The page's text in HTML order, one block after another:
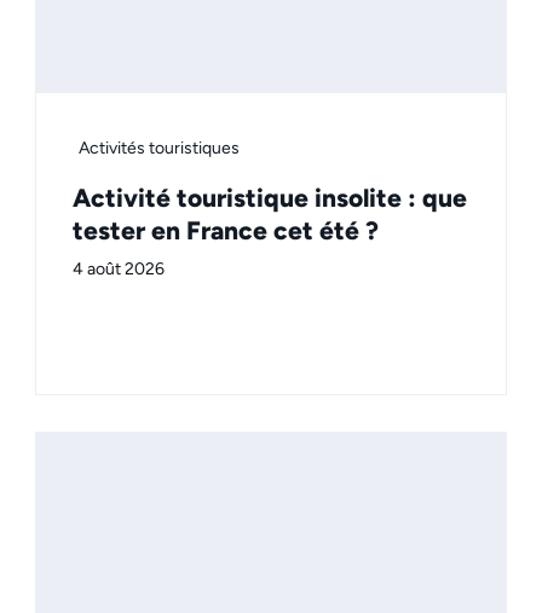
Activités touristiques
Activité touristique insolite : que
tester en France cet été ?
4 août 2026